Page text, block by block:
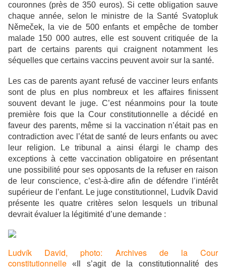
couronnes (près de 350 euros). Si cette obligation sauve
chaque année, selon le ministre de la Santé Svatopluk
Němeček, la vie de 500 enfants et empêche de tomber
malade 150 000 autres, elle est souvent critiquée de la
part de certains parents qui craignent notamment les
séquelles que certains vaccins peuvent avoir sur la santé.
Les cas de parents ayant refusé de vacciner leurs enfants
sont de plus en plus nombreux et les affaires finissent
souvent devant le juge. C’est néanmoins pour la toute
première fois que la Cour constitutionnelle a décidé en
faveur des parents, même si la vaccination n’était pas en
contradiction avec l’état de santé de leurs enfants ou avec
leur religion. Le tribunal a ainsi élargi le champ des
exceptions à cette vaccination obligatoire en présentant
une possibilité pour ses opposants de la refuser en raison
de leur conscience, c’est-à-dire afin de défendre l’intérêt
supérieur de l’enfant. Le juge constitutionnel, Ludvík David
présente les quatre critères selon lesquels un tribunal
devrait évaluer la légitimité d’une demande :
Ludvík David, photo: Archives de la Cour
constitutionnelle «Il s’agit de la constitutionnalité des